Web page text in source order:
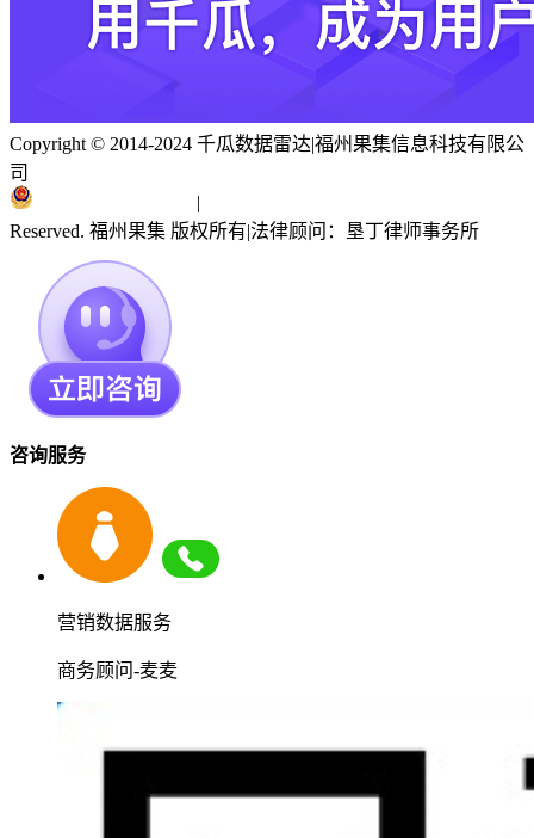
Copyright © 2014-2024 千瓜数据雷达|福州果集信息科技有限公
司
|
Reserved. 福州果集 版权所有|法律顾问：垦丁律师事务所
咨询服务
营销数据服务
商务顾问-麦麦